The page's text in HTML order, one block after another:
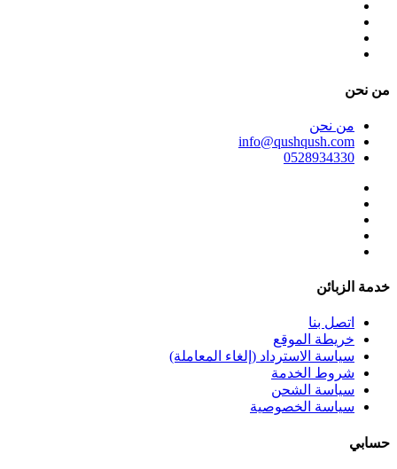
ﻣﻦ ﻧﺤﻦ
ﻣﻦ ﻧﺤﻦ
info@qushqush.com
0528934330
خدمة الزبائن
اتصل بنا
خريطة الموقع
سياسة الاسترداد (إلغاء المعاملة)
شروط الخدمة
سياسة الشحن
سياسة الخصوصية
حسابي